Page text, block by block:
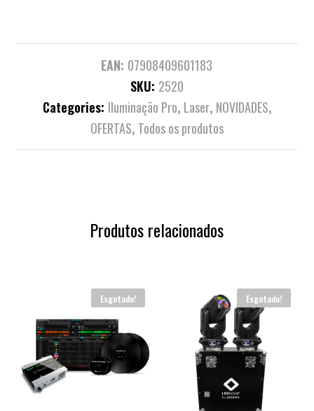
EAN: 07908409601183
SKU: 2520
Categories: Iluminação Pro, Laser, NOVIDADES,
OFERTAS, Todos os produtos
Produtos relacionados
Esgotado! Esgotado!